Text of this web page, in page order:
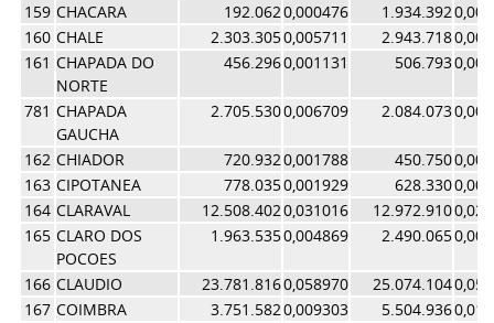
159 CHACARA 192.0620,000476 1.934.392
160 CHALE 2.303.3050,005711 2.943.718
161 CHAPADA DO
NORTE
456.2960,001131 506.793
781 CHAPADA
GAUCHA
2.705.5300,006709 2.084.073
162 CHIADOR 720.9320,001788 450.750
163 CIPOTANEA 778.0350,001929 628.330
164 CLARAVAL 12.508.4020,031016 12.972.910
165 CLARO DOS
POCOES
1.963.5350,004869 2.490.065
166 CLAUDIO 23.781.8160,058970 25.074.104
167 COIMBRA 3.751.5820,009303 5.504.936